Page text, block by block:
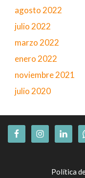
agosto 2022
julio 2022
marzo 2022
enero 2022
noviembre 2021
julio 2020
Política